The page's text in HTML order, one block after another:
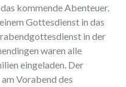
kommende Abenteuer.
Gottesdienst in das
in der
waren alle
eingeladen. Der
Vorabend des